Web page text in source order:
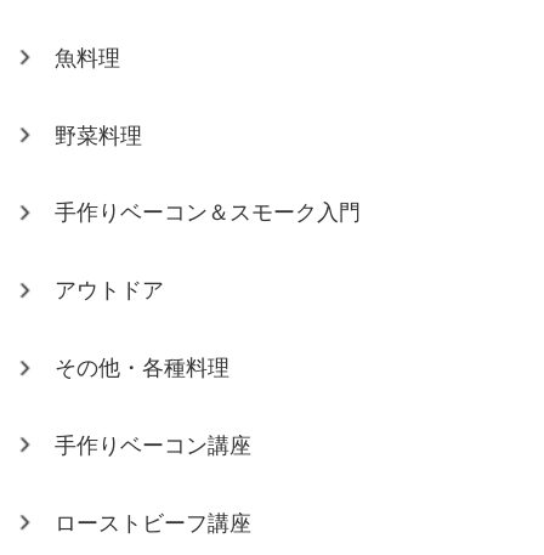
魚料理
野菜料理
手作りベーコン＆スモーク入門
アウトドア
その他・各種料理
手作りベーコン講座
ローストビーフ講座